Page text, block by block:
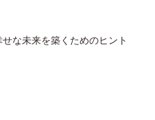
な未来を築くためのヒント